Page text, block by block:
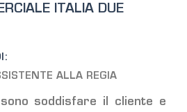
ITALIA DUE
ALLA REGIA
soddisfare il cliente e